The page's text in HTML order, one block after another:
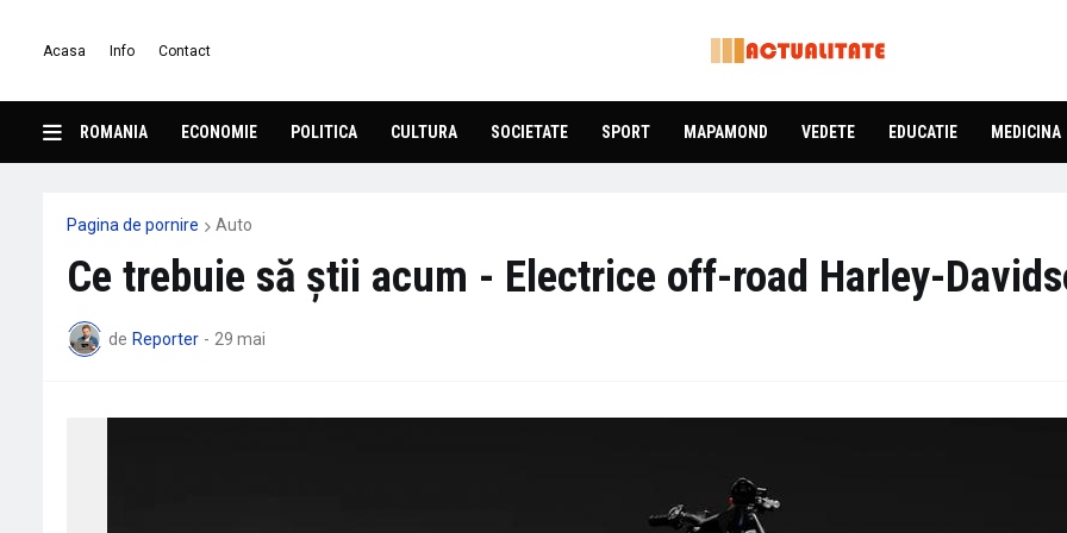
Acasa Info Contact
ROMANIA ECONOMIE POLITICA CULTURA SOCIETATE SPORT MAPAMOND VEDETE EDUCATIE MEDICINA
Pagina de pornire Auto
Ce trebuie să știi acum - Electrice off-road Harley-
de Reporter - 29 mai